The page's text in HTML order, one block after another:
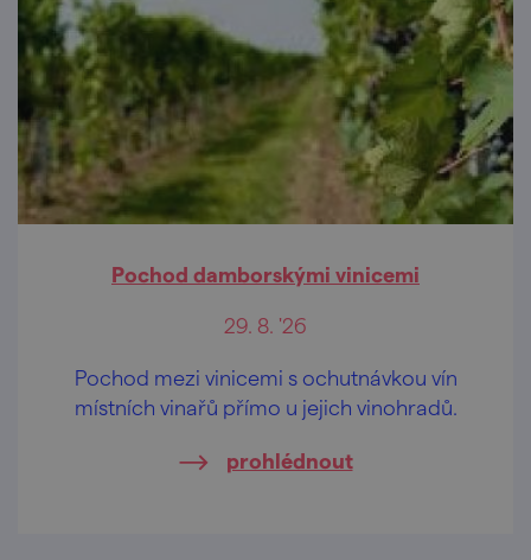
Pochod damborskými vinicemi
29. 8. '26
Pochod mezi vinicemi s ochutnávkou vín
místních vinařů přímo u jejich vinohradů.
prohlédnout